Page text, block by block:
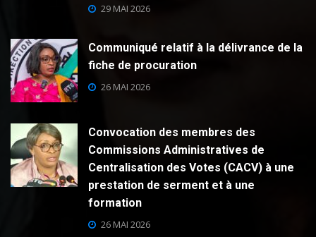
29 MAI 2026
Communiqué relatif à la délivrance de la
fiche de procuration
26 MAI 2026
Convocation des membres des
Commissions Administratives de
Centralisation des Votes (CACV) à une
prestation de serment et à une
formation
26 MAI 2026